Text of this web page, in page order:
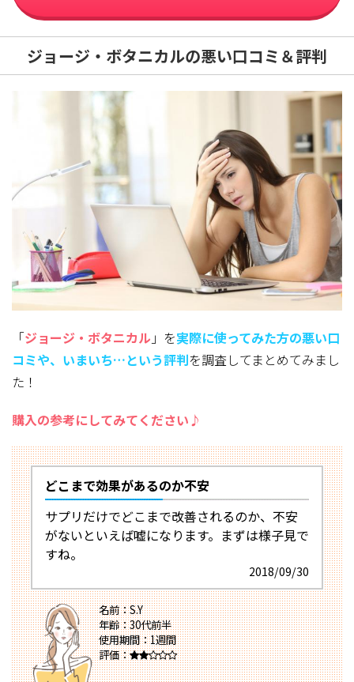
ジョージ・ボタニカルの悪い口コミ＆評判
「ジョージ・ボタニカル 」を実際に使ってみた方の悪い口
コミや、いまいち…という評判を調査してまとめてみまし
た！
購入の参考にしてみてください♪
どこまで効果があるのか不安
サプリだけでどこまで改善されるのか、不安
がないといえば嘘になります。まずは様子見で
すね。
2018/09/30
名前：S.Y
年齢：30代前半
使用期間：1週間
評価：